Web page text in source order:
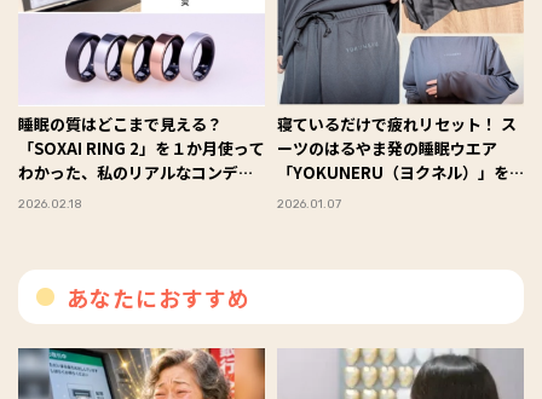
睡眠の質はどこまで見える？
「SOXAI RING 2」を１か月使って
わかった、私のリアルなコンディ
ション #Omezaトーク
2026.02.18
寝ているだけで疲れリセット！ ス
ーツのはるやま発の睡眠ウエア
「YOKUNERU（ヨクネル）」を
試してみた #Omezaトーク
2026.01.07
あなたにおすすめ